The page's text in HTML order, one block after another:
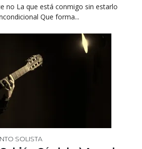
no La que está conmigo sin estarlo
Que forma...
SOLISTA